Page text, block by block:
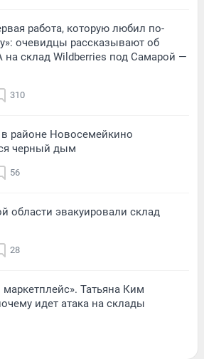
работа, которую любил по-
очевидцы рассказывают об
на склад Wildberries под Самарой —
310
районе Новосемейкино
черный дым
56
области эвакуировали склад
28
Татьяна Ким
идет атака на склады